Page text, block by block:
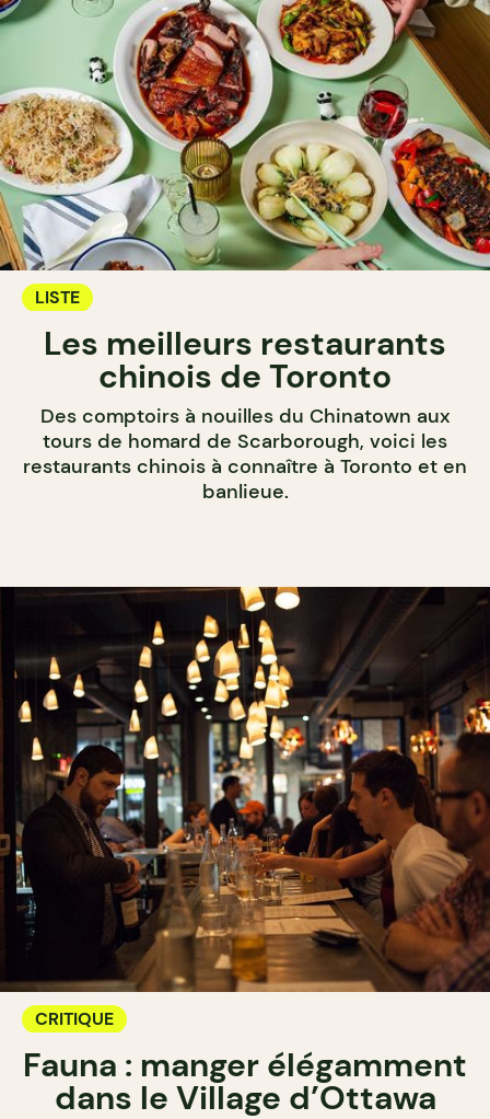
LISTE
Les meilleurs restaurants
chinois de Toronto
Des comptoirs à nouilles du Chinatown aux
tours de homard de Scarborough, voici les
restaurants chinois à connaître à Toronto et en
banlieue.
CRITIQUE
Fauna : manger élégamment
dans le Village d’Ottawa